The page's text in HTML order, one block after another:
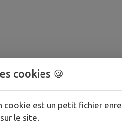
cookies 🍪
cookie est un petit fichier
le site.